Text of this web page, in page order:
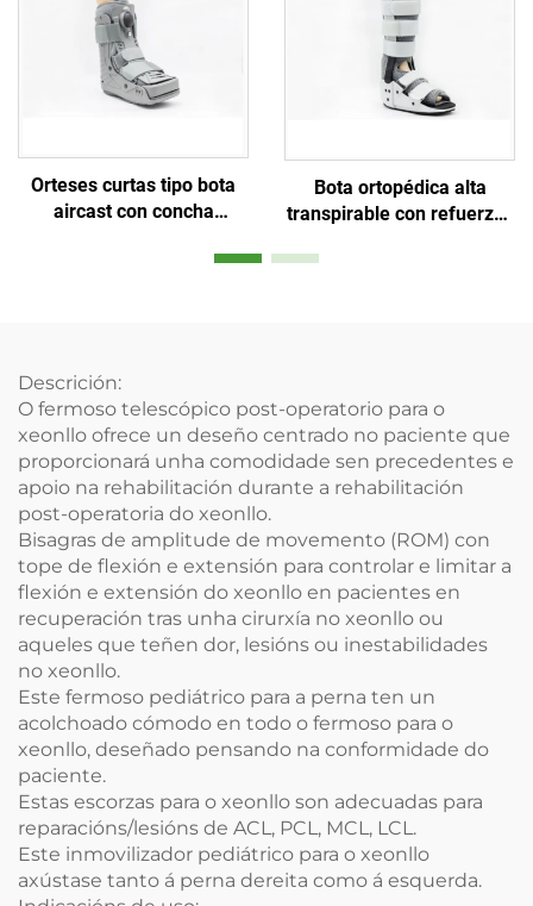
Orteses curtas tipo bota
aircast con concha
balón interior dobre
Bota ortopédica alta
transpirable con refuerzos
Descrición:
O fermoso telescópico post-operatorio para o
xeonllo ofrece un deseño centrado no paciente que
proporcionará unha comodidade sen precedentes e
apoio na rehabilitación durante a rehabilitación
post-operatoria do xeonllo.
Bisagras de amplitude de movemento (ROM) con
tope de flexión e extensión para controlar e limitar a
flexión e extensión do xeonllo en pacientes en
recuperación tras unha cirurxía no xeonllo ou
aqueles que teñen dor, lesións ou inestabilidades
no xeonllo.
Este fermoso pediátrico para a perna ten un
acolchoado cómodo en todo o fermoso para o
xeonllo, deseñado pensando na conformidade do
paciente.
Estas escorzas para o xeonllo son adecuadas para
reparacións/lesións de ACL, PCL, MCL, LCL.
Este inmovilizador pediátrico para o xeonllo
axústase tanto á perna dereita como á esquerda.